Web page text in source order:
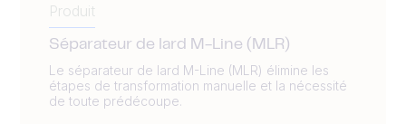
Produit
Séparateur de lard M-Line (MLR)
Le séparateur de lard M-Line (MLR) élimine les
étapes de transformation manuelle et la nécessité
de toute prédécoupe.